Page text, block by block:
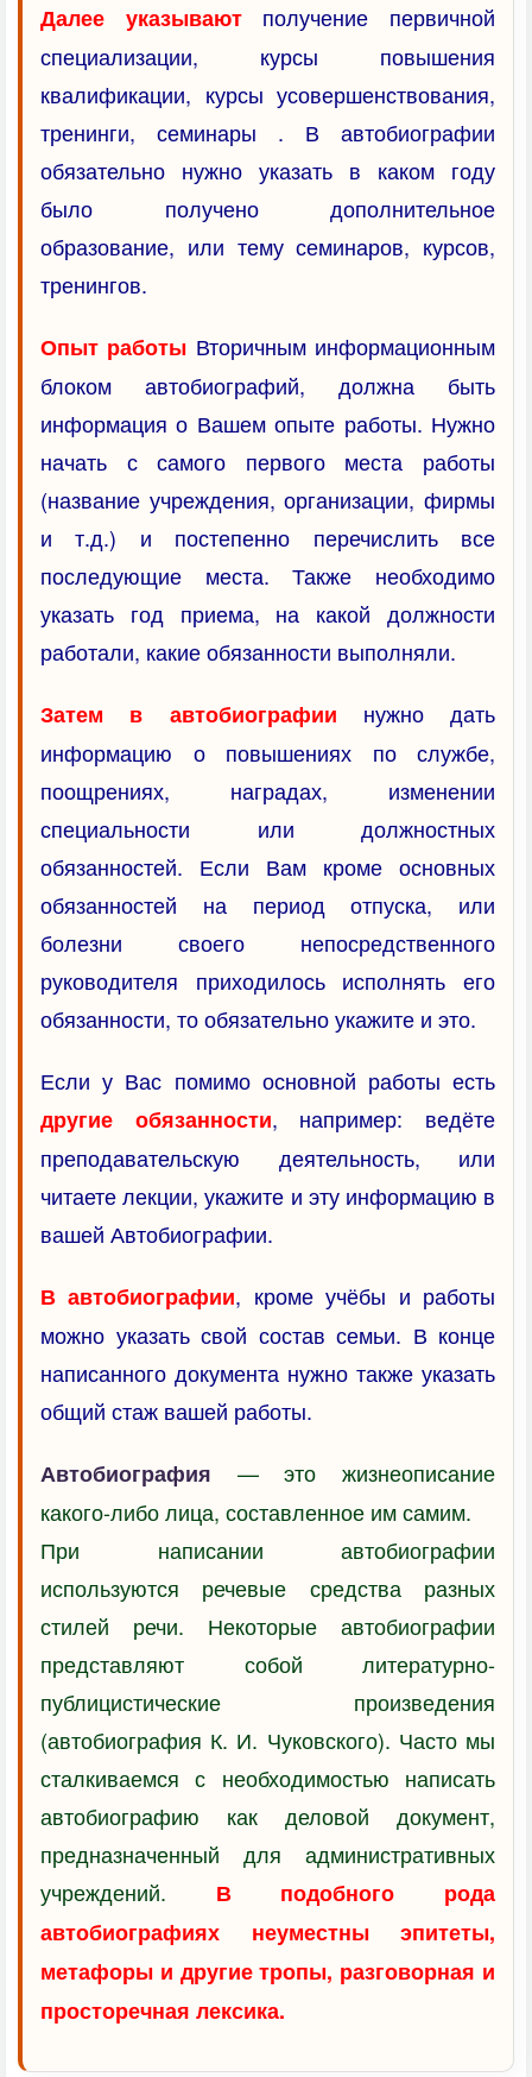
Далее указываютполучение первичной
специализации, курсы повышения
квалификации, курсы усовершенствования,
тренинги, семинары . В автобиографии
обязательно нужно указать в каком году
было получено дополнительное
образование, или тему семинаров, курсов,
тренингов.
Опыт работы Вторичным информационным
блоком автобиографий, должна быть
информация о Вашем опыте работы. Нужно
начать с самого первого места работы
(название учреждения, организации, фирмы
и т.д.) и постепенно перечислить все
последующие места. Также необходимо
указать год приема, на какой должности
работали, какие обязанности выполняли.
Затем в автобиографии нужно дать
информацию о повышениях по службе,
поощрениях, наградах, изменении
специальности или должностных
обязанностей. Если Вам кроме основных
обязанностей на период отпуска, или
болезни своего непосредственного
руководителя приходилось исполнять его
обязанности, то обязательно укажите и это.
Если у Вас помимо основной работы есть
другие обязанности, например: ведёте
преподавательскую деятельность, или
читаете лекции, укажите и эту информацию в
вашей Автобиографии.
В автобиографии, кроме учёбы и работы
можно указать свой состав семьи. В конце
написанного документа нужно также указать
общий стаж вашей работы.
Автобиография — это жизнеописание
какого-либо лица, составленное им самим.
При написании автобиографии
используются речевые средства разных
стилей речи. Некоторые автобиографии
представляют собой литературно-
публицистические произведения
(автобиография К. И. Чуковского). Часто мы
сталкиваемся с необходимостью написать
автобиографию как деловой документ,
предназначенный для административных
учреждений. В подобного рода
автобиографиях неуместны эпитеты,
метафоры и другие тропы, разговорная и
просторечная лексика.